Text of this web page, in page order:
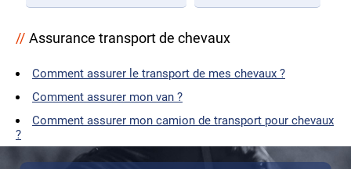
Assurance transport de chevaux
Comment assurer le transport de mes chevaux ?
Comment assurer mon van ?
Comment assurer mon camion de transport pour chevaux
?